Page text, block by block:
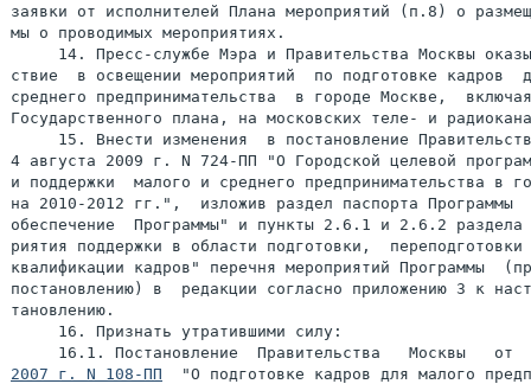
заявки от исполнителей Плана мероприятий (п.8) о
мы о проводимых мероприятиях.
14. Пресс-службе Мэра и Правительства Москвы
ствие  в освещении мероприятий  по подготовке кадров
среднего предпринимательства  в городе Москве,
Государственного плана, на московских теле- и
15. Внести изменения  в постановление
4 августа 2009 г. N 724-ПП "О Городской целевой
и поддержки  малого и среднего предпринимательства в
на 2010-2012 гг.",  изложив раздел паспорта Программы
обеспечение  Программы" и пункты 2.6.1 и 2.6.2
риятия поддержки в области подготовки,  переподготовки
квалификации кадров" перечня мероприятий Программы
постановлению) в  редакции согласно приложению 3 к
тановлению.
     16. Признать утратившими силу:
     16.1. Постановление  Правительства   Москвы   от
2007 г. N 108-ПП
"О подготовке кадров для малого